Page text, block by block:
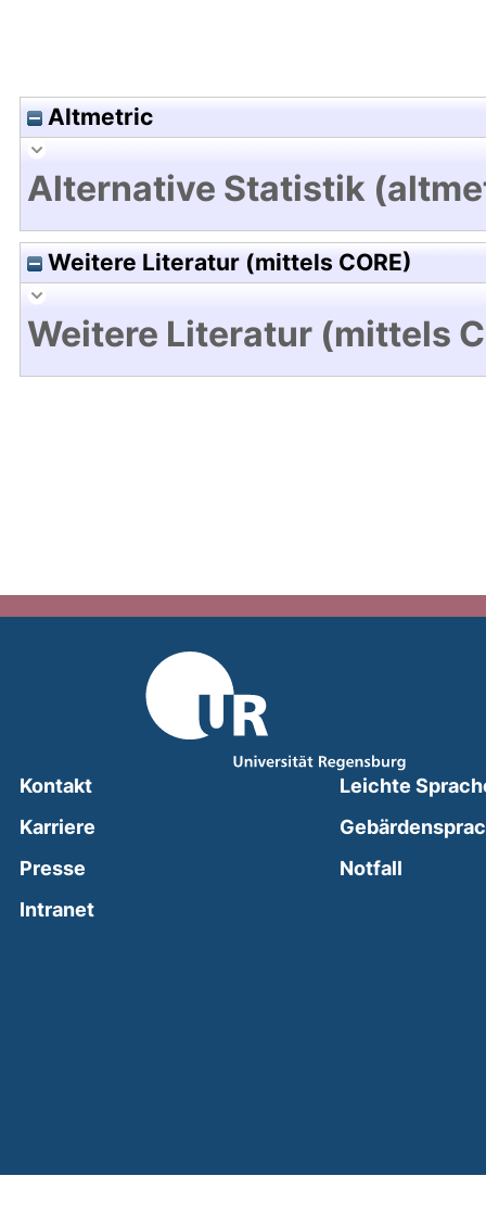
Altmetric
Alternative Statistik
Weitere Literatur (mittels CORE)
Weitere Literatur (mittels
Kontakt
Karriere
Presse
Intranet(external link, opens in a new window)
Leichte
Notfall